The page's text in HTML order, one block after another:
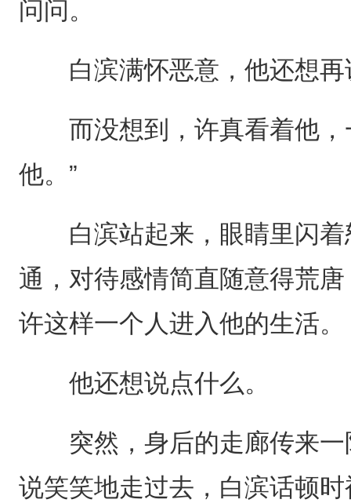
问问。
白滨满怀恶意，他还想再
而没想到，许真看着他，
他。”
白滨站起来，眼睛里闪着
通，对待感情简直随意得荒
许这样一个人进入他的生活。
他还想说点什么。
突然，身后的走廊传来一
说笑笑地走过去，白滨话顿